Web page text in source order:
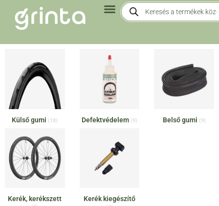
Külső gumi (18) Defektvédelem (9) Belső gumi (9)
Kerék, kerékszett Kerék kiegészítő